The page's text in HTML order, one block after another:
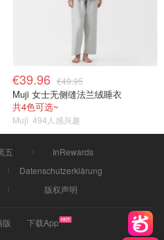
€39.96 €49.95
Muji 女士无侧缝法兰绒睡衣
共4色可选~
Muji 494人感兴趣
五
InRewards
Datenschutzerklärung
版权声明
版
下载App